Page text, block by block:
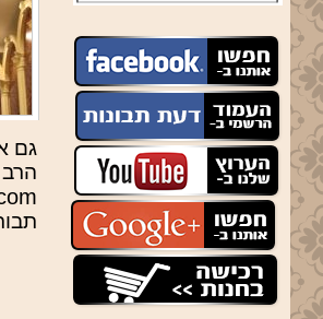
יום ג' שיעור באדיר במרום
יום ה' שיעור בתיקוני זוהר
תניינא תיקונים חדשים
21:00
ניתן לצפות באתר
גם